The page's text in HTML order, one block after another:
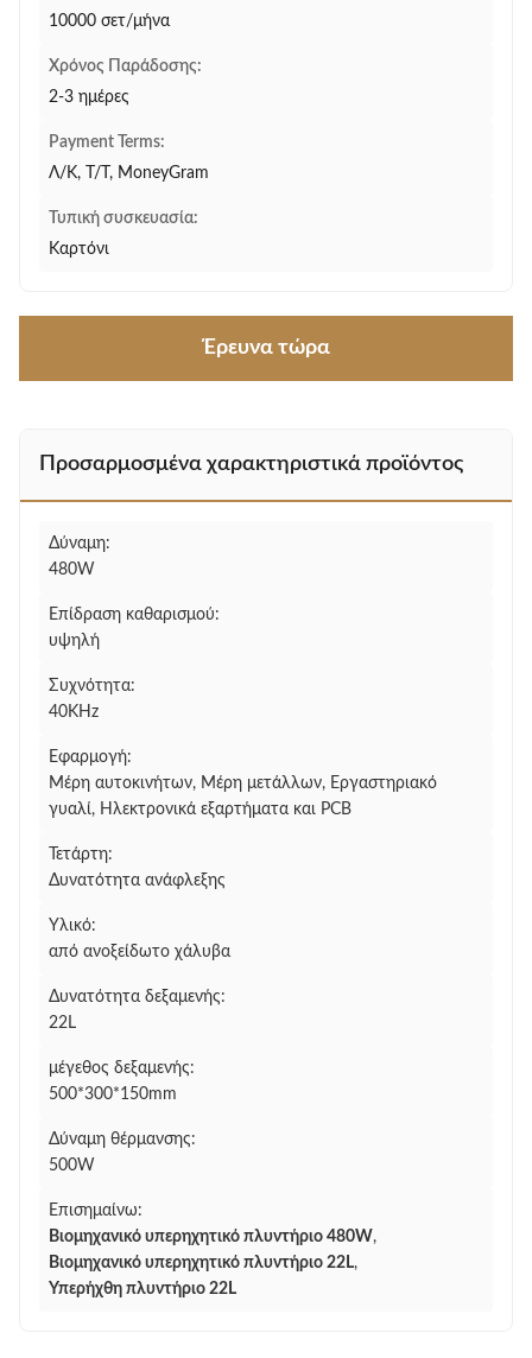
10000 σετ/μήνα
Χρόνος Παράδοσης:
2-3 ημέρες
Payment Terms:
Λ/Κ, Τ/Τ, MoneyGram
Τυπική συσκευασία:
Καρτόνι
Έρευνα τώρα
Προσαρμοσμένα χαρακτηριστικά προϊόντος
Δύναμη:
480W
Επίδραση καθαρισμού:
υψηλή
Συχνότητα:
40KHz
Εφαρμογή:
Μέρη αυτοκινήτων, Μέρη μετάλλων, Εργαστηριακό
γυαλί, Ηλεκτρονικά εξαρτήματα και PCB
Τετάρτη:
Δυνατότητα ανάφλεξης
Υλικό:
από ανοξείδωτο χάλυβα
Δυνατότητα δεξαμενής:
22L
μέγεθος δεξαμενής:
500*300*150mm
Δύναμη θέρμανσης:
500W
Επισημαίνω:
Βιομηχανικό υπερηχητικό πλυντήριο 480W,
Βιομηχανικό υπερηχητικό πλυντήριο 22L,
Υπερήχθη πλυντήριο 22L